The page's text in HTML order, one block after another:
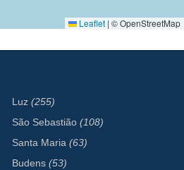
Leaflet | © OpenStreetMap
Luz(255)
São Sebastião(108)
Santa Maria(63)
Budens(53)